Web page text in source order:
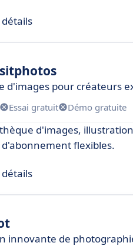
d'images pour créateurs
Essai gratuit Démo gratuite
d'images,
flexibles.
innovante de